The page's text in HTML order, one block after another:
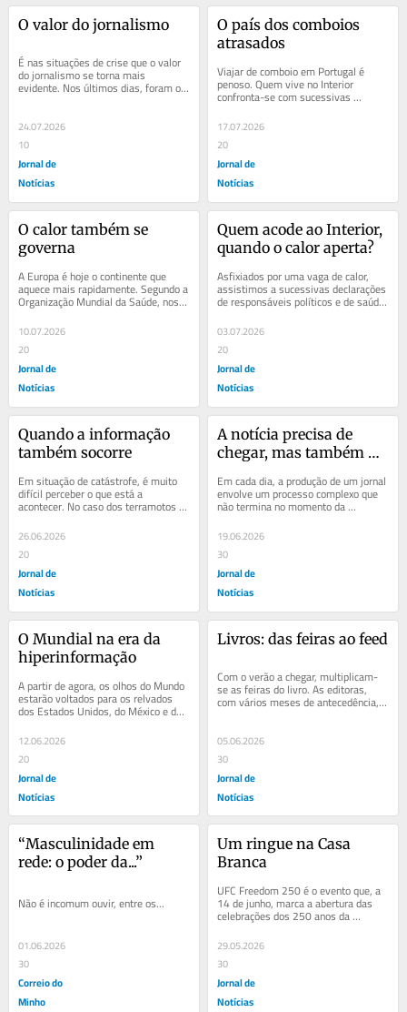
O valor do jornalismo
É nas situações de crise que o valor
do jornalismo se torna mais
evidente. Nos últimos dias, foram os
jornalistas que revelaram a
24.07.2026
10
Jornal de
Notícias
O país dos comboios
atrasados
Viajar de comboio em Portugal é
penoso. Quem vive no Interior
confronta-se com sucessivas
aprofundando um país que parece...
17.07.2026
20
Jornal de
Notícias
O calor também se
governa
A Europa é hoje o continente que
aquece mais rapidamente. Segundo a
Organização Mundial da Saúde, nos
últimos quatro anos, morreram aí
cerca de...
10.07.2026
20
Jornal de
Notícias
Quem acode ao Interior,
quando o calor aperta?
Asfixiados por uma vaga de calor,
assistimos a sucessivas declarações
de responsáveis políticos e de saúde.
De acordo com o IPMA, as
temperaturas...
03.07.2026
20
Jornal de
Notícias
Quando a informação
também socorre
Em situação de catástrofe, é muito
difícil perceber o que está a
acontecer. No caso dos terramotos
tragédia...
26.06.2026
20
Jornal de
Notícias
A notícia precisa de
chegar, mas também de
Em cada dia, a produção de um jornal
envolve um processo complexo que
não termina no momento da
nós, há uma...
19.06.2026
30
Jornal de
Notícias
O Mundial na era da
hiperinformação
A partir de agora, os olhos do Mundo
estarão voltados para os relvados
dos Estados Unidos, do México e do
Canadá. A cada Mundial, esperam-se
novos...
12.06.2026
20
Jornal de
Notícias
Livros: das feiras ao feed
Com o verão a chegar, multiplicam-
se as feiras do livro. As editoras,
com vários meses de antecedência,
05.06.2026
30
Jornal de
Notícias
“Masculinidade em
rede: o poder da...”
Não é incomum ouvir, entre os...
01.06.2026
30
Correio do
Minho
Um ringue na Casa
Branca
UFC Freedom 250 é o evento que, a
14 de junho, marca a abertura das
celebrações dos 250 anos da
independência dos EUA e,
coincidentemente,...
29.05.2026
30
Jornal de
Notícias